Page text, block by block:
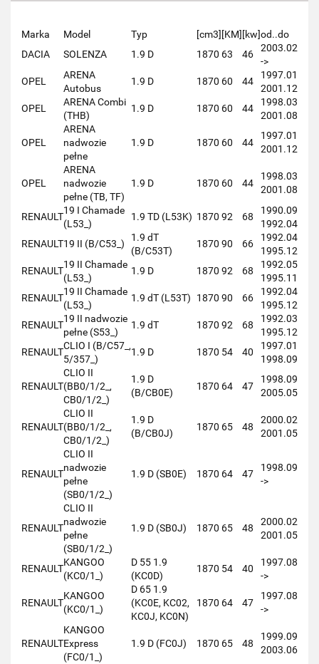
Marka Model Typ [cm3] [KM] [kw]od..do
DACIA
SOLENZA 1.9 D 1870 63 46
2003.02
->
OPEL
ARENA
Autobus
1.9 D 1870 60 44
1997.01
2001.12
OPEL
ARENA Combi
(THB)
1.9 D 1870 60 44
1998.03
2001.08
OPEL
ARENA
nadwozie
pełne
1.9 D 1870 60 44
1997.01
2001.12
OPEL
ARENA
nadwozie
pełne (TB, TF)
1.9 D 1870 60 44
1998.03
2001.08
RENAULT
19 I Chamade
(L53_)
1.9 TD (L53K) 1870 92 68
1990.09
1992.04
RENAULT19 II (B/C53_)
1.9 dT
(B/C53T)
1870 90 66
1992.04
1995.12
RENAULT
19 II Chamade
(L53_)
1.9 D 1870 92 68
1992.05
1995.11
RENAULT
19 II Chamade
(L53_)
1.9 dT (L53T) 1870 90 66
1992.04
1995.12
RENAULT
19 II nadwozie
pełne (S53_)
1.9 dT 1870 92 68
1992.03
1995.12
RENAULT
CLIO I (B/C57_,
5/357_)
1.9 D 1870 54 40
1997.01
1998.09
RENAULT
CLIO II
(BB0/1/2_,
CB0/1/2_)
1.9 D
(B/CB0E)
1870 64 47
1998.09
2005.05
RENAULT
CLIO II
(BB0/1/2_,
CB0/1/2_)
1.9 D
(B/CB0J)
1870 65 48
2000.02
2001.05
RENAULT
CLIO II
nadwozie
pełne
(SB0/1/2_)
1.9 D (SB0E) 1870 64 47
1998.09
->
RENAULT
CLIO II
nadwozie
pełne
(SB0/1/2_)
1.9 D (SB0J) 1870 65 48
2000.02
2001.05
RENAULT
KANGOO
(KC0/1_)
D 55 1.9
(KC0D)
1870 54 40
1997.08
->
RENAULT
KANGOO
(KC0/1_)
D 65 1.9
(KC0E, KC02,
KC0J, KC0N)
1870 64 47
1997.08
->
RENAULT
KANGOO
Express
(FC0/1_)
1.9 D (FC0J) 1870 65 48
1999.09
2003.06